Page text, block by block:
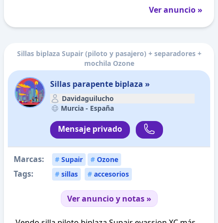
Ver anuncio »
Sillas biplaza Supair (piloto y pasajero) + separadores +
mochila Ozone
Sillas parapente biplaza »
Davidaguilucho
Murcia - España
Mensaje privado
Marcas: # Supair # Ozone
Tags: # sillas # accesorios
Ver anuncio y notas »